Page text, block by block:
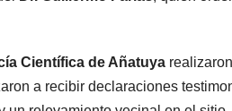
Científica de Añatuya
a recibir declaraciones